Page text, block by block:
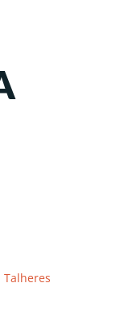
Talheres